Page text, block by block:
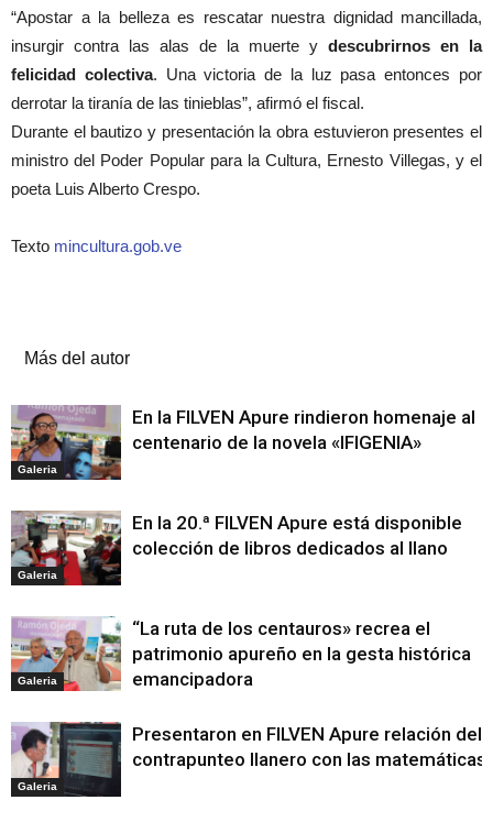
“Apostar a la belleza es rescatar nuestra dignidad mancillada,
insurgir contra las alas de la muerte y descubrirnos en la
felicidad colectiva. Una victoria de la luz pasa entonces por
derrotar la tiranía de las tinieblas”, afirmó el fiscal.
Durante el bautizo y presentación la obra estuvieron presentes el
ministro del Poder Popular para la Cultura, Ernesto Villegas, y el
poeta Luis Alberto Crespo.
Texto mincultura.gob.ve
Más del autor
Galeria
En la FILVEN Apure rindieron homenaje al
centenario de la novela «IFIGENIA»
Galeria
En la 20.ª FILVEN Apure está disponible
colección de libros dedicados al llano
Galeria
“La ruta de los centauros» recrea el
patrimonio apureño en la gesta histórica
emancipadora
Galeria
Presentaron en FILVEN Apure relación del
contrapunteo llanero con las matemáticas